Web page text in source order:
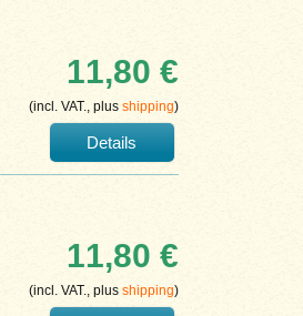
11,80 €
(incl. VAT., plus shipping)
Details
11,80 €
(incl. VAT., plus shipping)